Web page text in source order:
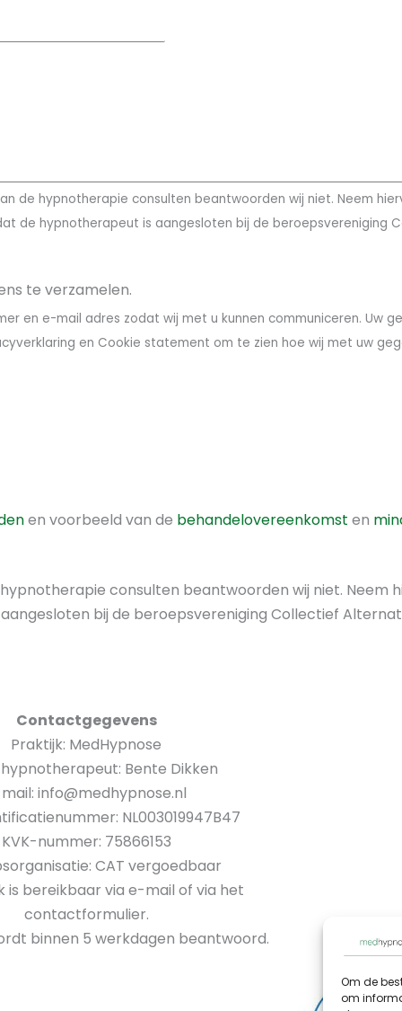
Om de
om
de hypnotherapie consulten beantwoorden wij niet. Neem
de hypnotherapeut is aangesloten bij de beroepsvereniging
te verzamelen.
en e-mail adres zodat wij met u kunnen communiceren. Uw
en Cookie statement om te zien hoe wij met uw
en voorbeeld van de behandelovereenkomst en
consulten beantwoorden wij niet.
bij de beroepsvereniging Collectief
Contactgegevens
Praktijk: MedHypnose
Bente Dikken
info@medhypnose.nl
NL003019947B47
KVK-nummer: 75866153
CAT vergoedbaar
is bereikbaar via e-mail of via het
contactformulier.
binnen 5 werkdagen beantwoord.